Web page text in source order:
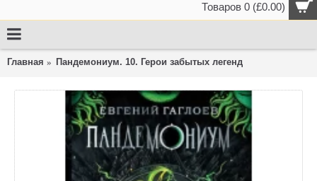
Товаров 0 (£0.00)
Главная Пандемониум. 10. Герои забытых легенд